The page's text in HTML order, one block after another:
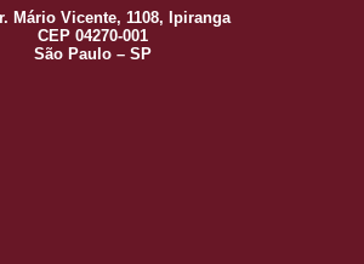
Mário Vicente, 1108, Ipiranga
CEP 04270-001
São Paulo – SP